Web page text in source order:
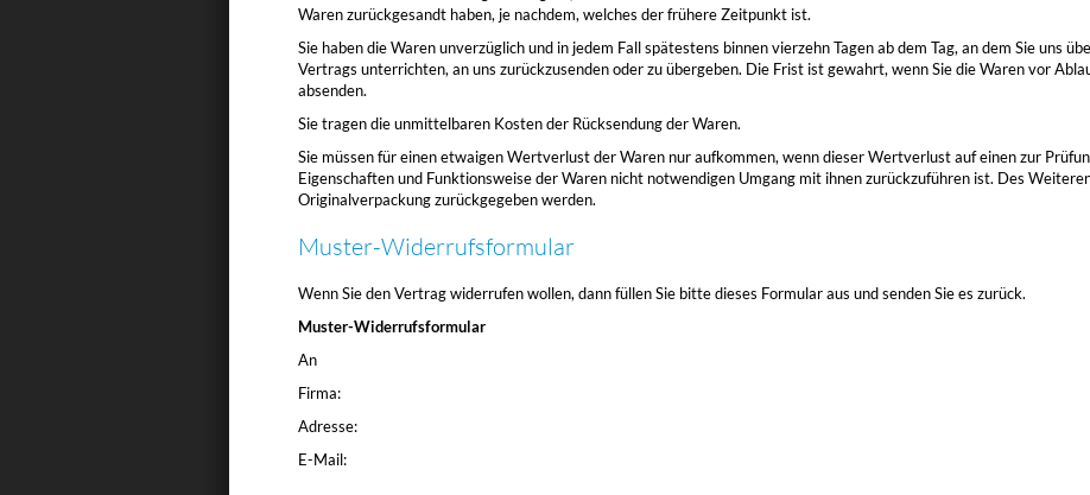
Waren zurückgesandt haben, je nachdem, welches der frühere Zeitpunkt ist.
Sie haben die Waren unverzüglich und in jedem Fall spätestens binnen vierzehn Tagen ab dem Tag, an dem Sie uns
Vertrags unterrichten, an uns zurückzusenden oder zu übergeben. Die Frist ist gewahrt, wenn Sie die Waren vor
absenden.
Sie tragen die unmittelbaren Kosten der Rücksendung der Waren.
Sie müssen für einen etwaigen Wertverlust der Waren nur aufkommen, wenn dieser Wertverlust auf einen zur
Eigenschaften und Funktionsweise der Waren nicht notwendigen Umgang mit ihnen zurückzuführen ist. Des
Originalverpackung zurückgegeben werden.
Muster-Widerrufsformular
Wenn Sie den Vertrag widerrufen wollen, dann füllen Sie bitte dieses Formular aus und senden Sie es zurück.
Muster-Widerrufsformular
An
Firma:
Adresse:
E-Mail: